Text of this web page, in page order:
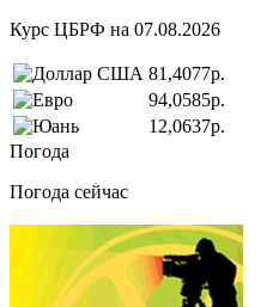
Курс ЦБРФ на 07.08.2026
81,4077р.
94,0585р.
12,0637р.
Погода
Погода сейчас